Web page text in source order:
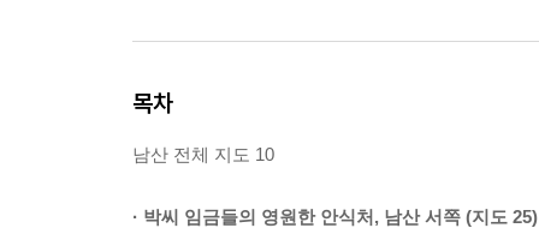
목차
남산 전체 지도 10
· 박씨 임금들의 영원한 안식처, 남산 서쪽 (지도 25)